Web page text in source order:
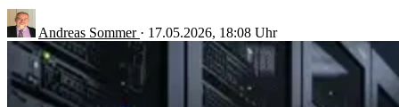
Andreas Sommer · 17.05.2026, 18:08 Uhr